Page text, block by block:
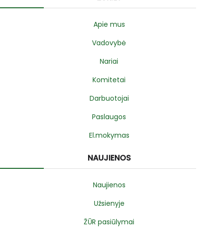
Apie mus
Vadovybė
Nariai
Komitetai
Darbuotojai
Paslaugos
El.mokymas
NAUJIENOS
Naujienos
Užsienyje
ŽŪR pasiūlymai